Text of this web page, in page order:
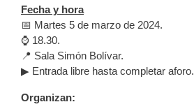
Fecha y hora
📅 Martes 5 de marzo de 2024.
⌚ 18.30.
📍 Sala Simón Bolívar.
▶ Entrada libre hasta completar aforo.
Organizan: